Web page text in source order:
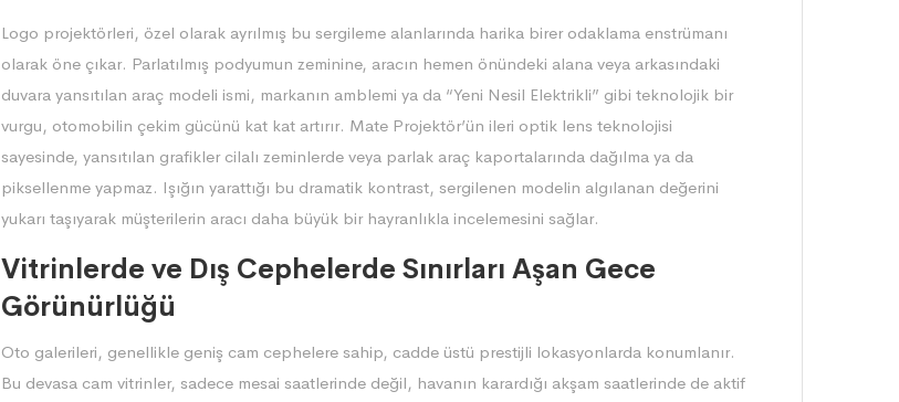
Logo projektörleri, özel olarak ayrılmış bu sergileme alanlarında harika birer odaklama enstrümanı
olarak öne çıkar. Parlatılmış podyumun zeminine, aracın hemen önündeki alana veya arkasındaki
duvara yansıtılan araç modeli ismi, markanın amblemi ya da “Yeni Nesil Elektrikli” gibi teknolojik bir
vurgu, otomobilin çekim gücünü kat kat artırır. Mate Projektör’ün ileri optik lens teknolojisi
sayesinde, yansıtılan grafikler cilalı zeminlerde veya parlak araç kaportalarında dağılma ya da
piksellenme yapmaz. Işığın yarattığı bu dramatik kontrast, sergilenen modelin algılanan değerini
yukarı taşıyarak müşterilerin aracı daha büyük bir hayranlıkla incelemesini sağlar.
Vitrinlerde ve Dış Cephelerde Sınırları Aşan Gece
Görünürlüğü
Oto galerileri, genellikle geniş cam cephelere sahip, cadde üstü prestijli lokasyonlarda konumlanır.
Bu devasa cam vitrinler, sadece mesai saatlerinde değil, havanın karardığı akşam saatlerinde de aktif